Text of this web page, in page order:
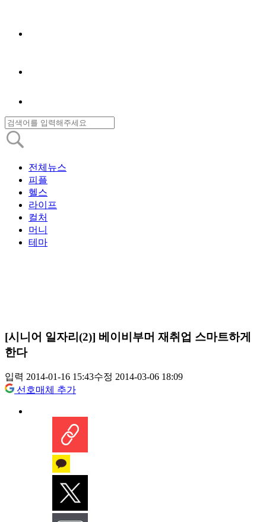
전체뉴스
피플
헬스
라이프
컬처
머니
테마
[시니어 일자리(2)] 베이비부머 재취업 스마트하게
한다
입력 2014-01-16 15:43수정 2014-03-06 18:09
선호매체 추가